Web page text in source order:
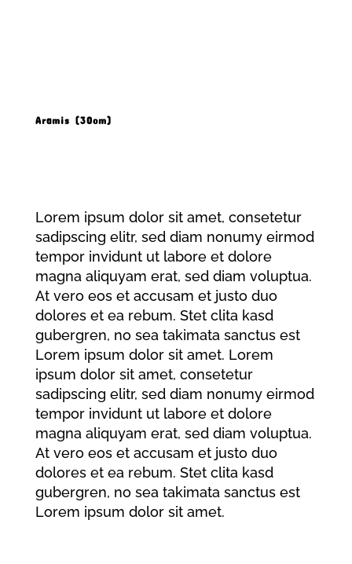
Aramis (30cm)
Lorem ipsum dolor sit amet, consetetur
sadipscing elitr, sed diam nonumy eirmod
tempor invidunt ut labore et dolore
magna aliquyam erat, sed diam voluptua.
At vero eos et accusam et justo duo
dolores et ea rebum. Stet clita kasd
gubergren, no sea takimata sanctus est
Lorem ipsum dolor sit amet. Lorem
ipsum dolor sit amet, consetetur
sadipscing elitr, sed diam nonumy eirmod
tempor invidunt ut labore et dolore
magna aliquyam erat, sed diam voluptua.
At vero eos et accusam et justo duo
dolores et ea rebum. Stet clita kasd
gubergren, no sea takimata sanctus est
Lorem ipsum dolor sit amet.